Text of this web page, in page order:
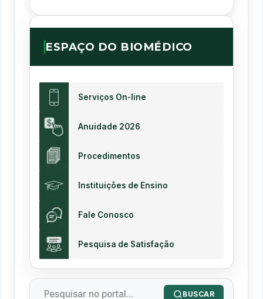
ESPAÇO DO BIOMÉDICO
Serviços On-line
Anuidade 2026
Procedimentos
Instituições de Ensino
Fale Conosco
Pesquisa de Satisfação
BUSCAR